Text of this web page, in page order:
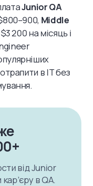
Junior QA
Middle
$3 200 на місяць і
в IT без
від Junior
в QA.